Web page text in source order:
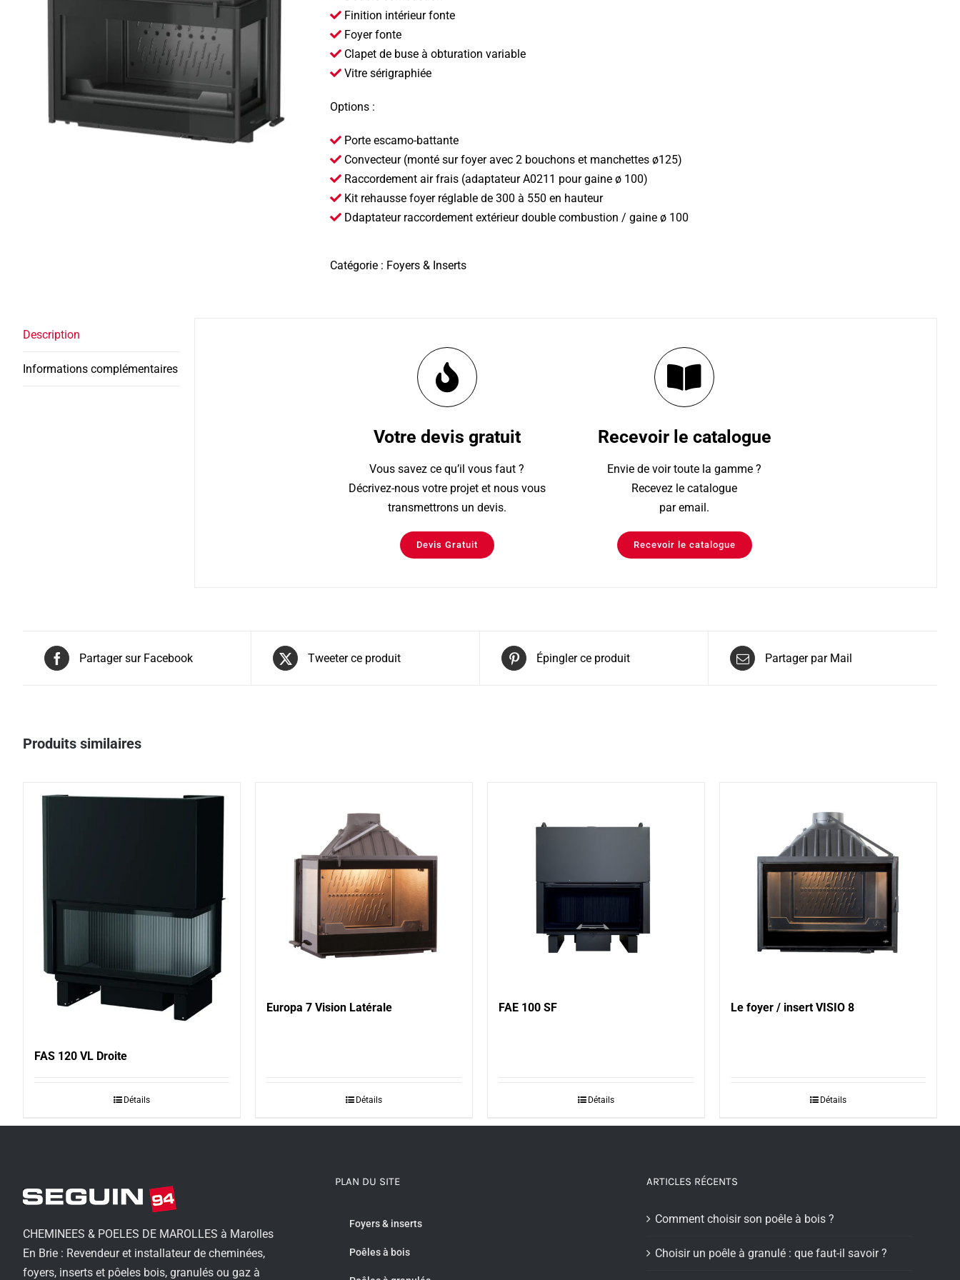
Finition intérieur fonte
Foyer fonte
Clapet de buse à obturation variable
Vitre sérigraphiée
Options :
Porte escamo-battante
Convecteur (monté sur foyer avec 2 bouchons et manchettes ø125)
Raccordement air frais (adaptateur A0211 pour gaine ø 100)
Kit rehausse foyer réglable de 300 à 550 en hauteur
Ddaptateur raccordement extérieur double combustion / gaine ø 100
Catégorie : Foyers & Inserts
Description
Informations complémentaires
Votre devis gratuit
Vous savez ce qu’il vous faut ?
Décrivez-nous votre projet et nous vous
transmettrons un devis.
Devis Gratuit
Recevoir le catalogue
Envie de voir toute la gamme ?
Recevez le catalogue
par email.
Recevoir le catalogue
Partager sur Facebook Tweeter ce produit Épingler ce produit Partager par Mail
Produits similaires
FAS 120 VL Droite
Détails
Europa 7 Vision Latérale
Détails
FAE 100 SF
Détails
Le foyer / insert VISIO 8
Détails
CHEMINEES & POELES DE MAROLLES à Marolles
En Brie : Revendeur et installateur de cheminées,
foyers, inserts et pôeles bois, granulés ou gaz à
PLAN DU SITE
Foyers & inserts
Poêles à bois
ARTICLES RÉCENTS
Comment choisir son poêle à bois ?
Choisir un poêle à granulé : que faut-il savoir ?